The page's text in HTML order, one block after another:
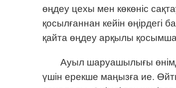
өңдеу цехы мен көкөніс
қосылғаннан кейін өңірдегі
қайта өңдеу арқылы қосымша
Ауыл шаруашылығы
үшін ерекше маңызға ие.